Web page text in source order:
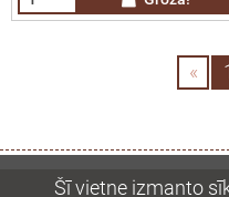
« 1
lokatori, metāla
Šī vietne izmanto